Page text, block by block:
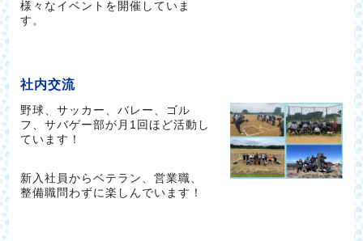
様々なイベントを開催していま
す。
社内交流
野球、サッカー、バレー、ゴル
フ、サバゲー部が月1回ほど活動し
ています！
新入社員からベテラン、営業職、
整備職問わずに楽しんでいます！